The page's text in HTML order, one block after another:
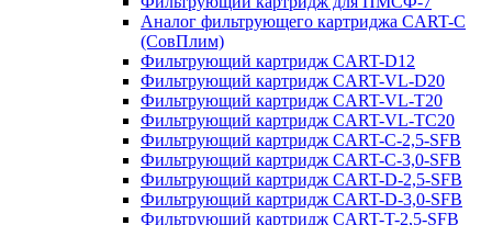
Аналог фильтрующего картриджа CART-C
(СовПлим)
Фильтрующий картридж CART-D12
Фильтрующий картридж CART-VL-D20
Фильтрующий картридж CART-VL-T20
Фильтрующий картридж CART-VL-TC20
Фильтрующий картридж CART-C-2,5-SFB
Фильтрующий картридж CART-C-3,0-SFB
Фильтрующий картридж CART-D-2,5-SFB
Фильтрующий картридж CART-D-3,0-SFB
Фильтрующий картридж CART-T-2,5-SFB